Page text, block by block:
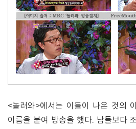
<놀러와>에서는 이들이 나온 것의
이름을 붙여 방송을 했다. 남들보다